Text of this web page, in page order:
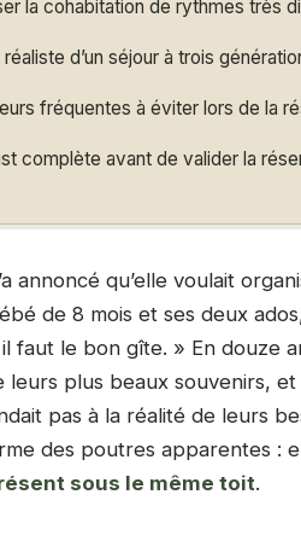
la cohabitation de rythmes très
d’un séjour à trois
fréquentes à éviter lors de la
complète avant de valider la
annoncé qu’elle voulait
de 8 mois et ses deux
faut le bon gîte. » En douze
leurs plus beaux souvenirs,
pas à la réalité de leurs
des poutres apparentes :
sous le même toit.